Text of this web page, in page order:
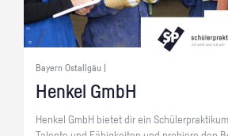
Bayern Ostallgäu |
Hen­kel GmbH
Hen­kel GmbH bie­tet dir ein